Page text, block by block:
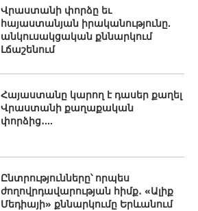
Վրաստանի փորձը եւ
հայաստանյան իրականությունը.
անկուսակցական քննարկում
Լճաշենում
Հայաստանը կարող է դասեր քաղել
Վրաստանի քաղաքական
փորձից․...
Ընտրությունները՝ որպես
ժողովրդավարության հիմք․ «Ալիք
Մեդիայի» քննարկումը Երևանում